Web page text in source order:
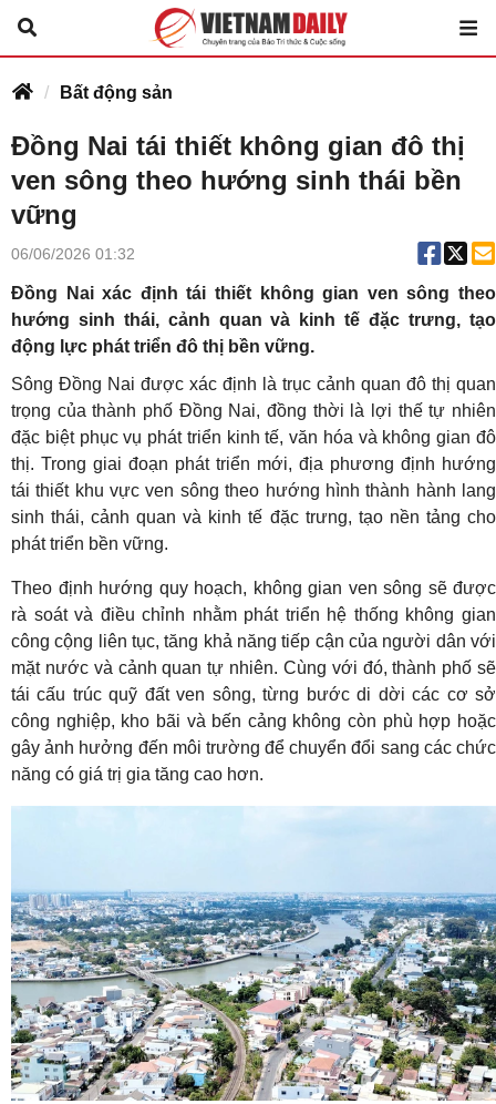
Bất động sản
Đồng Nai tái thiết không gian đô thị
ven sông theo hướng sinh thái bền
vững
06/06/2026 01:32
Đồng Nai xác định tái thiết không gian ven sông theo
hướng sinh thái, cảnh quan và kinh tế đặc trưng, tạo
động lực phát triển đô thị bền vững.
Sông Đồng Nai được xác định là trục cảnh quan đô thị quan
trọng của thành phố Đồng Nai, đồng thời là lợi thế tự nhiên
đặc biệt phục vụ phát triển kinh tế, văn hóa và không gian đô
thị. Trong giai đoạn phát triển mới, địa phương định hướng
tái thiết khu vực ven sông theo hướng hình thành hành lang
sinh thái, cảnh quan và kinh tế đặc trưng, tạo nền tảng cho
phát triển bền vững.
Theo định hướng quy hoạch, không gian ven sông sẽ được
rà soát và điều chỉnh nhằm phát triển hệ thống không gian
công cộng liên tục, tăng khả năng tiếp cận của người dân với
mặt nước và cảnh quan tự nhiên. Cùng với đó, thành phố sẽ
tái cấu trúc quỹ đất ven sông, từng bước di dời các cơ sở
công nghiệp, kho bãi và bến cảng không còn phù hợp hoặc
gây ảnh hưởng đến môi trường để chuyển đổi sang các chức
năng có giá trị gia tăng cao hơn.